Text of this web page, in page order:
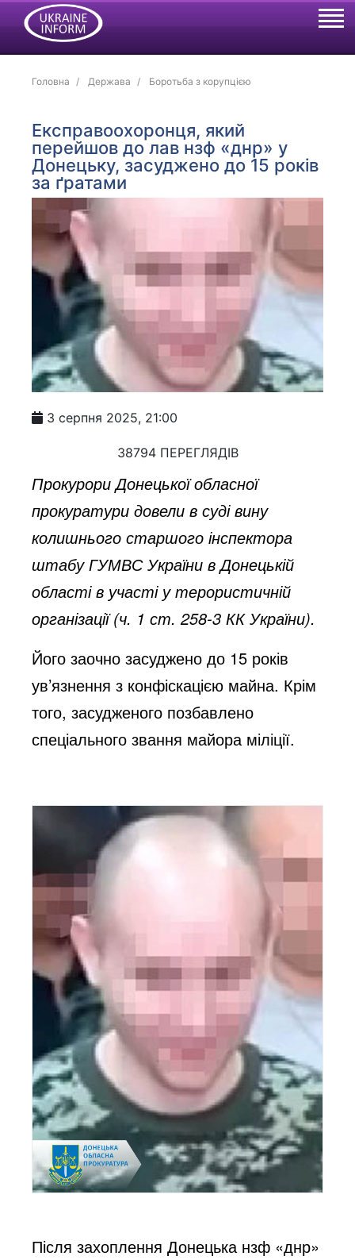
Головна Держава Боротьба з корупцією
Експравоохоронця, який
перейшов до лав нзф «днр» у
Донецьку, засуджено до 15 років
за ґратами
3 серпня 2025, 21:00
38794 ПЕРЕГЛЯДІВ
Прокурори Донецької обласної
прокуратури довели в суді вину
колишнього старшого інспектора
штабу ГУМВС України в Донецькій
області в участі у терористичній
організації (ч. 1 ст. 258-3 КК України).
Його заочно засуджено до 15 років
ув’язнення з конфіскацією майна. Крім
того, засудженого позбавлено
спеціального звання майора міліції.
Після захоплення Донецька нзф «днр»